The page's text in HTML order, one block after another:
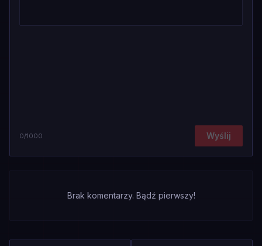
0/1000 Wyślij
Brak komentarzy. Bądź pierwszy!